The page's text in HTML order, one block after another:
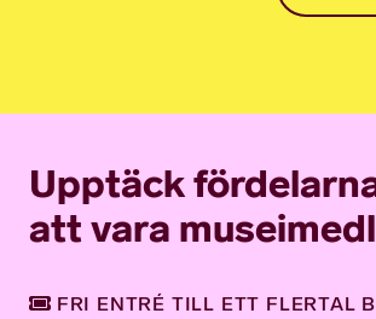
Upptäck
att vara
FRI ENTRÉ TILL ETT FLERTAL